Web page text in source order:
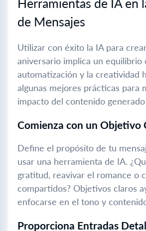
Herramientas de IA en
de Mensajes
Utilizar con éxito la IA para
aniversario implica un equilibrio
automatización y la creatividad
algunas mejores prácticas para
impacto del contenido
Comienza con un Objetivo
Define el propósito de tu
usar una herramienta de IA.
gratitud, reavivar el romance o
compartidos? Objetivos claros
enfocarse en el tono y
Proporciona Entradas